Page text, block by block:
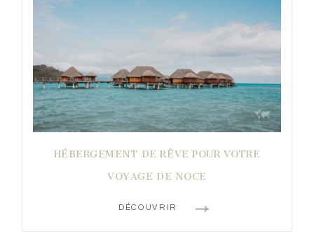
HÉBERGEMENT DE RÊVE POUR VOTRE
VOYAGE DE NOCE
DÉCOUVRIR